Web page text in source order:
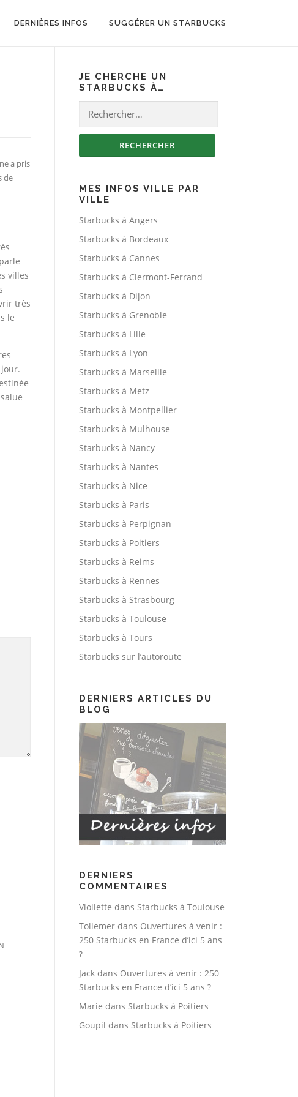
DERNIÈRES INFOS SUGGÉRER UN STARBUCKS
a pris
de
villes
très
le
JE CHERCHE UN
STARBUCKS À…
Rechercher :
MES INFOS VILLE PAR
VILLE
Starbucks à Angers
Starbucks à Bordeaux
Starbucks à Cannes
Starbucks à Clermont-Ferrand
Starbucks à Dijon
Starbucks à Grenoble
Starbucks à Lille
Starbucks à Lyon
Starbucks à Marseille
Starbucks à Metz
Starbucks à Montpellier
Starbucks à Mulhouse
Starbucks à Nancy
Starbucks à Nantes
Starbucks à Nice
Starbucks à Paris
Starbucks à Perpignan
Starbucks à Poitiers
Starbucks à Reims
Starbucks à Rennes
Starbucks à Strasbourg
Starbucks à Toulouse
Starbucks à Tours
Starbucks sur l’autoroute
DERNIERS ARTICLES DU
BLOG
DERNIERS
COMMENTAIRES
Viollette dans Starbucks à Toulouse
Tollemer dans Ouvertures à venir :
250 Starbucks en France d’ici 5 ans
?
Jack dans Ouvertures à venir : 250
Starbucks en France d’ici 5 ans ?
Marie dans Starbucks à Poitiers
Goupil dans Starbucks à Poitiers